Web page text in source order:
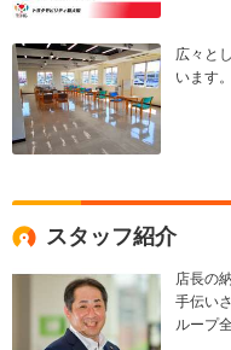
広々と
います。
スタッフ紹介
店長の
手伝い
ループ